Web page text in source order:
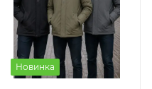
Новинка